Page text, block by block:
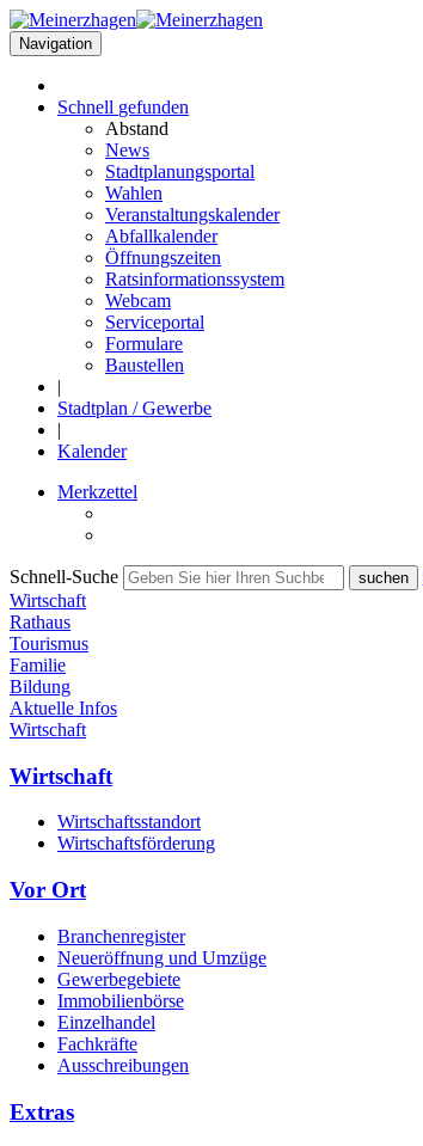
Navigation
Schnell gefunden
Abstand
News
Stadtplanungsportal
Wahlen
Veranstaltungskalender
Abfallkalender
Öffnungszeiten
Ratsinformationssystem
Webcam
Serviceportal
Formulare
Baustellen
|
Stadtplan / Gewerbe
|
Kalender
Merkzettel
Schnell-Suche
Wirtschaft
Rathaus
Tourismus
Familie
Bildung
Aktuelle Infos
Wirtschaft
Wirtschaft
Wirtschaftsstandort
Wirtschaftsförderung
Vor Ort
Branchenregister
Neueröffnung und Umzüge
Gewerbegebiete
Immobilienbörse
Einzelhandel
Fachkräfte
Ausschreibungen
Extras